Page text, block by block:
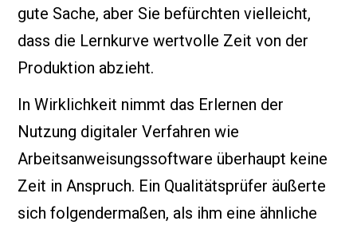
gute Sache, aber Sie befürchten vielleicht,
dass die Lernkurve wertvolle Zeit von der
Produktion abzieht.
In Wirklichkeit nimmt das Erlernen der
Nutzung digitaler Verfahren wie
Arbeitsanweisungssoftware überhaupt keine
Zeit in Anspruch. Ein Qualitätsprüfer äußerte
sich folgendermaßen, als ihm eine ähnliche